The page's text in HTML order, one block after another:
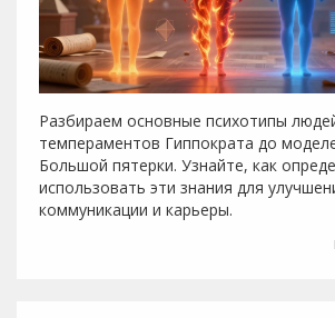
Разбираем основные психотипы
темпераментов Гиппократа до
Большой пятерки. Узнайте, как
использовать эти знания для
коммуникации и карьеры.